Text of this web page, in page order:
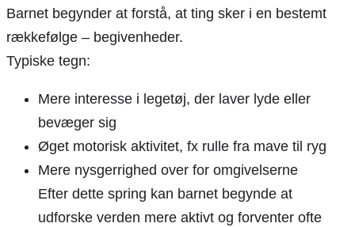
Barnet begynder at forstå, at ting sker i en bestemt
rækkefølge – begivenheder.
Typiske tegn:
Mere interesse i legetøj, der laver lyde eller
bevæger sig
Øget motorisk aktivitet, fx rulle fra mave til ryg
Mere nysgerrighed over for omgivelserne
Efter dette spring kan barnet begynde at
udforske verden mere aktivt og forventer ofte